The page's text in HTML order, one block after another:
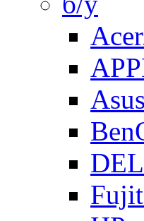
Asus